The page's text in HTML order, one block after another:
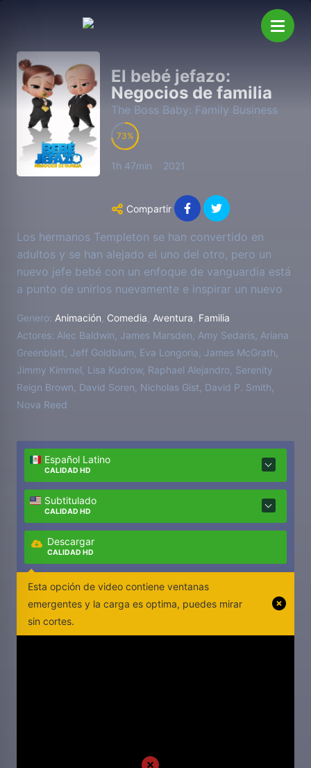
El bebé jefazo:
Negocios de familia
The Boss Baby: Family Business
73
1h 47min 2021
Compartir
Los hermanos Templeton se han convertido en
adultos y se han alejado el uno del otro, pero un
nuevo jefe bebé con un enfoque de vanguardia está
a punto de unirlos nuevamente e inspirar un nuevo
Genero: Animación Comedia Aventura Familia
Actores: Alec Baldwin, James Marsden, Amy Sedaris, Ariana
Greenblatt, Jeff Goldblum, Eva Longoria, James McGrath,
Jimmy Kimmel, Lisa Kudrow, Raphael Alejandro, Serenity
Reign Brown, David Soren, Nicholas Gist, David P. Smith,
Nova Reed
Español Latino
CALIDAD HD
Subtitulado
CALIDAD HD
Descargar
CALIDAD HD
Esta opción de video contiene ventanas
emergentes y la carga es optima, puedes mirar
sin cortes.